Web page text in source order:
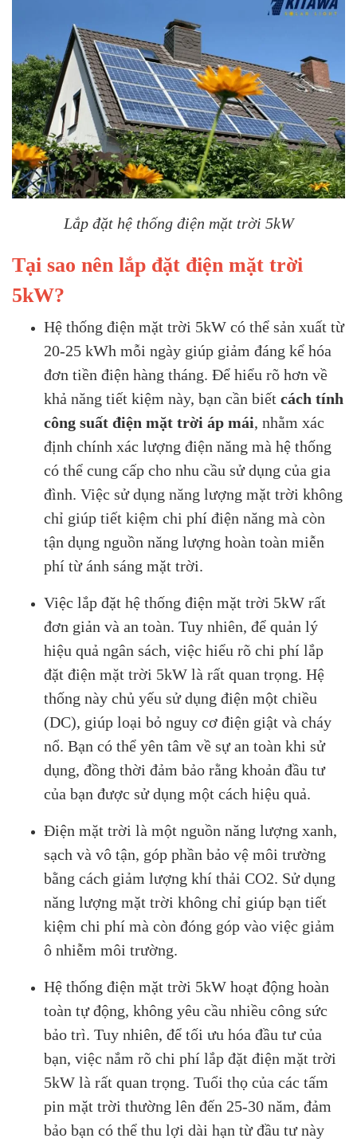
Lắp đặt hệ thống điện mặt trời 5kW
Tại sao nên lắp đặt điện mặt trời
5kW?
Hệ thống điện mặt trời 5kW có thể sản xuất từ
20-25 kWh mỗi ngày giúp giảm đáng kể hóa
đơn tiền điện hàng tháng. Để hiểu rõ hơn về
khả năng tiết kiệm này, bạn cần biết cách tính
công suất điện mặt trời áp mái, nhằm xác
định chính xác lượng điện năng mà hệ thống
có thể cung cấp cho nhu cầu sử dụng của gia
đình. Việc sử dụng năng lượng mặt trời không
chỉ giúp tiết kiệm chi phí điện năng mà còn
tận dụng nguồn năng lượng hoàn toàn miễn
phí từ ánh sáng mặt trời.
Việc lắp đặt hệ thống điện mặt trời 5kW rất
đơn giản và an toàn. Tuy nhiên, để quản lý
hiệu quả ngân sách, việc hiểu rõ chi phí lắp
đặt điện mặt trời 5kW là rất quan trọng. Hệ
thống này chủ yếu sử dụng điện một chiều
(DC), giúp loại bỏ nguy cơ điện giật và cháy
nổ. Bạn có thể yên tâm về sự an toàn khi sử
dụng, đồng thời đảm bảo rằng khoản đầu tư
của bạn được sử dụng một cách hiệu quả.
Điện mặt trời là một nguồn năng lượng xanh,
sạch và vô tận, góp phần bảo vệ môi trường
bằng cách giảm lượng khí thải CO2. Sử dụng
năng lượng mặt trời không chỉ giúp bạn tiết
kiệm chi phí mà còn đóng góp vào việc giảm
ô nhiễm môi trường​.
Hệ thống điện mặt trời 5kW hoạt động hoàn
toàn tự động, không yêu cầu nhiều công sức
bảo trì. Tuy nhiên, để tối ưu hóa đầu tư của
bạn, việc nắm rõ chi phí lắp đặt điện mặt trời
5kW là rất quan trọng. Tuổi thọ của các tấm
pin mặt trời thường lên đến 25-30 năm, đảm
bảo bạn có thể thu lợi dài hạn từ đầu tư này